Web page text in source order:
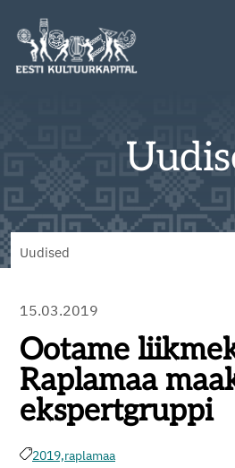
Uudised
15.03.2019
Ootame
Raplamaa
ekspertgruppi
2019,raplamaa